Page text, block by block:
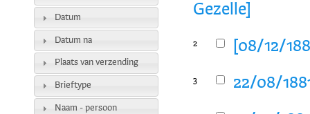
Gezelle]
2 [08/12/
3 22/08/
Datum
Datum na
Plaats van verzending
Brieftype
Naam - persoon